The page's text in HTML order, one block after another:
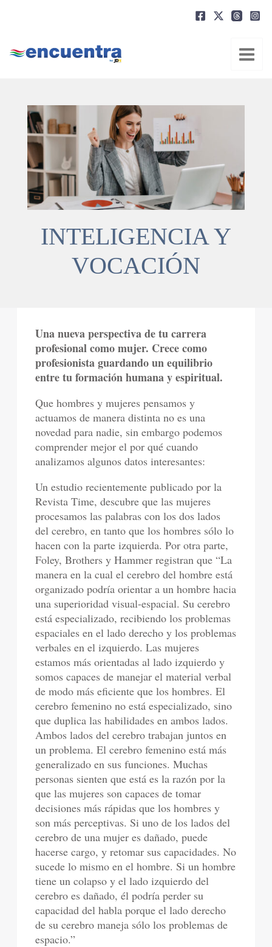
INTELIGENCIA Y
VOCACIÓN
Una nueva perspectiva de tu carrera
profesional como mujer. Crece como
profesionista guardando un equilibrio
entre tu formación humana y espiritual.
Que hombres y mujeres pensamos y
actuamos de manera distinta no es una
novedad para nadie, sin embargo podemos
comprender mejor el por qué cuando
analizamos algunos datos interesantes:
Un estudio recientemente publicado por la
Revista Time, descubre que las mujeres
procesamos las palabras con los dos lados
del cerebro, en tanto que los hombres sólo lo
hacen con la parte izquierda. Por otra parte,
Foley, Brothers y Hammer registran que “La
manera en la cual el cerebro del hombre está
organizado podría orientar a un hombre hacia
una superioridad visual-espacial. Su cerebro
está especializado, recibiendo los problemas
espaciales en el lado derecho y los problemas
verbales en el izquierdo. Las mujeres
estamos más orientadas al lado izquierdo y
somos capaces de manejar el material verbal
de modo más eficiente que los hombres. El
cerebro femenino no está especializado, sino
que duplica las habilidades en ambos lados.
Ambos lados del cerebro trabajan juntos en
un problema. El cerebro femenino está más
generalizado en sus funciones. Muchas
personas sienten que está es la razón por la
que las mujeres son capaces de tomar
decisiones más rápidas que los hombres y
son más perceptivas. Si uno de los lados del
cerebro de una mujer es dañado, puede
hacerse cargo, y retomar sus capacidades. No
sucede lo mismo en el hombre. Si un hombre
tiene un colapso y el lado izquierdo del
cerebro es dañado, él podría perder su
capacidad del habla porque el lado derecho
de su cerebro maneja sólo los problemas de
espacio.”